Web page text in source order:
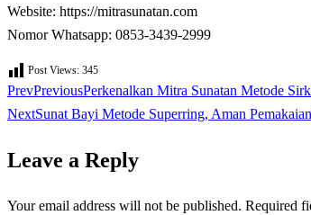
Website: https://mitrasunatan.com
Nomor Whatsapp: 0853-3439-2999
Post Views: 345
PrevPreviousPerkenalkan Mitra Sunatan Metode
NextSunat Bayi Metode Superring, Aman
Leave a Reply
Your email address will not be published. Required